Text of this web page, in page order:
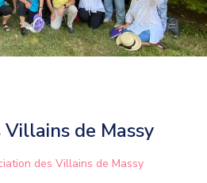
de Massy
des Villains de Massy